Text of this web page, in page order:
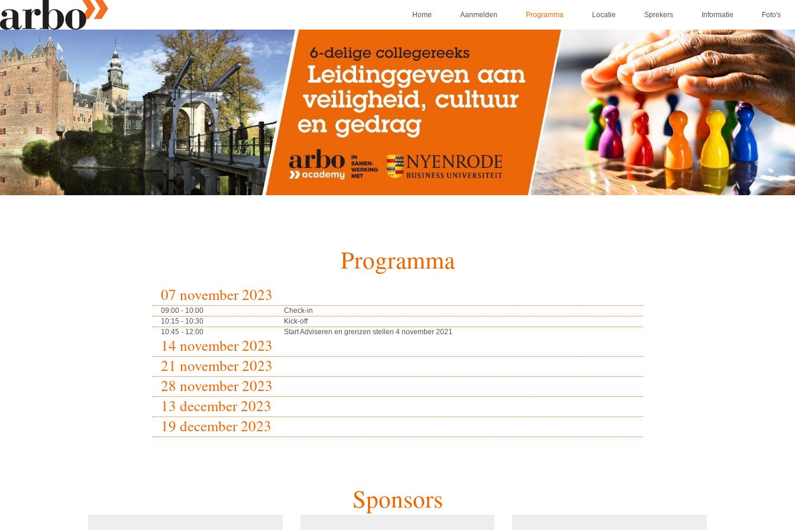
Home Aanmelden Programma Locatie Sprekers Informatie Foto's
Programma
07 november 2023
09:00 - 10:00
Check-in
10:15 - 10:30
Kick-off
10:45 - 12:00
Start Adviseren en grenzen stellen 4 november 2021
14 november 2023
21 november 2023
28 november 2023
13 december 2023
19 december 2023
Sponsors